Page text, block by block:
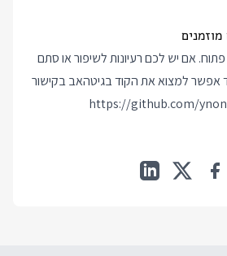
אם יש לכם רעיונות לשיפור או סתם
אפשר למצוא את הקוד בגיטהאב בקישור
https://github.com/